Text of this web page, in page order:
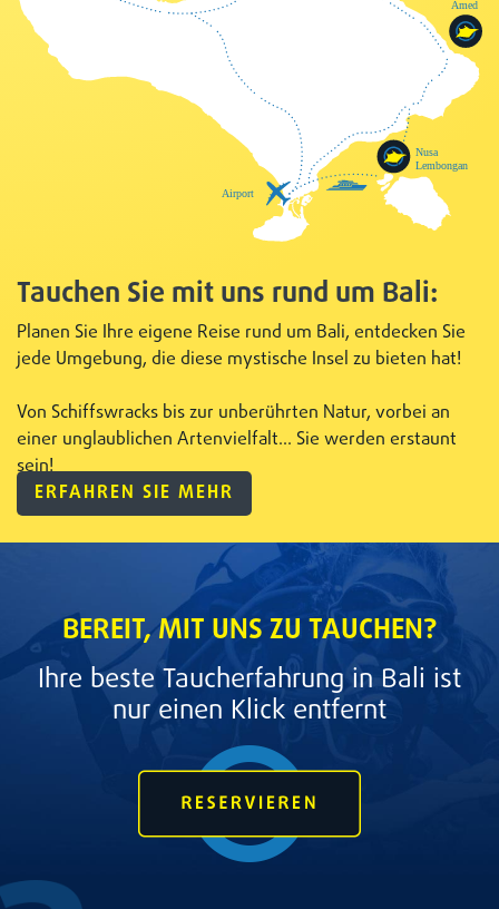
Tauchen Sie mit uns rund um Bali:
Planen Sie Ihre eigene Reise rund um Bali, entdecken Sie
jede Umgebung, die diese mystische Insel zu bieten hat!
Von Schiffswracks bis zur unberührten Natur, vorbei an
einer unglaublichen Artenvielfalt... Sie werden erstaunt
sein!
ERFAHREN SIE MEHR
BEREIT, MIT UNS ZU TAUCHEN?
Ihre beste Taucherfahrung in Bali ist
nur einen Klick entfernt